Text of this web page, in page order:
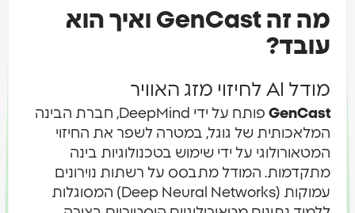
מה זה GenCast ואיך הוא
עובד?
מודל AI לחיזוי מזג האוויר
GenCast
פותח על ידי DeepMind, חברת הבינה
המלאכותית של גוגל, במטרה לשפר את החיזוי
המטאורולוגי על ידי שימוש בטכנולוגיות בינה
מתקדמות. המודל מתבסס על רשתות נוירונים
עמוקות (Deep Neural Networks) המסוגלות